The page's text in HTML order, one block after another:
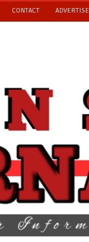
CONTACT ADVERTISE